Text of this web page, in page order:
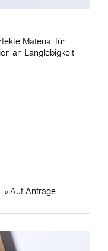
Material für
an Langlebigkeit
Auf Anfrage